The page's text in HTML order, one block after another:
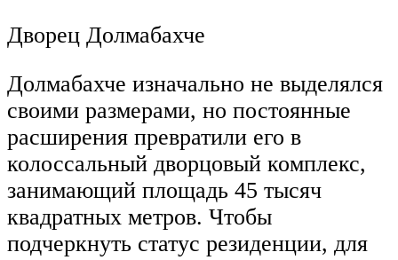
Дворец Долмабахче
Долмабахче изначально не выделялся
своими размерами, но постоянные
расширения превратили его в
колоссальный дворцовый комплекс,
занимающий площадь 45 тысяч
квадратных метров. Чтобы
подчеркнуть статус резиденции, для